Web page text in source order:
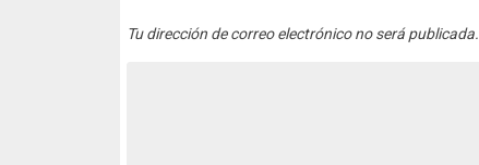
Tu dirección de correo electrónico no será publicada.